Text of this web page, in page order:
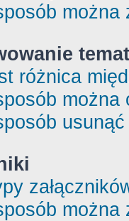
różnica
można
można